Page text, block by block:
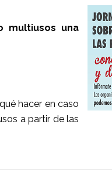
multiusos una
hacer en caso
a partir de las